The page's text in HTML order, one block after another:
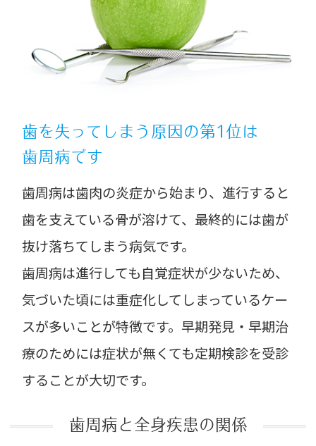
歯を失ってしまう原因の第1位は
歯周病です
歯周病は歯肉の炎症から始まり、進行すると
歯を支えている骨が溶けて、最終的には歯が
抜け落ちてしまう病気です。
歯周病は進行しても自覚症状が少ないため、
気づいた頃には重症化してしまっているケー
スが多いことが特徴です。早期発見・早期治
療のためには症状が無くても定期検診を受診
することが大切です。
歯周病と全身疾患の関係